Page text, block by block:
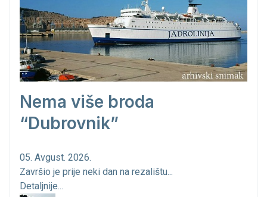
Nema više broda
“Dubrovnik”
05. Avgust. 2026.
Završio je prije neki dan na rezalištu...
Detaljnije...